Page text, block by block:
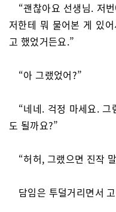
“괜찮아요 선생님. 저
저한테 뭐 물어본 게 있
고 했었거든요.”
“아 그랬었어?”
“네네. 걱정 마세요.
도 될까요?”
“허허, 그랬으면 진작
담임은 투덜거리면서